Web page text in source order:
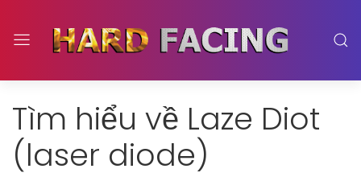
Tìm hiểu về Laze Diot
(laser diode)